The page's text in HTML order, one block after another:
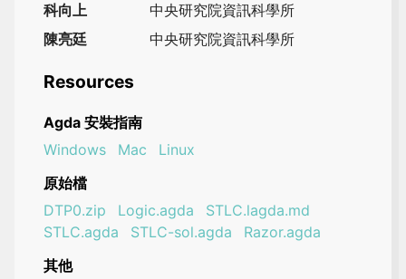
科向上
中央研究院資訊科學所
陳亮廷
中央研究院資訊科學所
Resources
Agda 安裝指南
Windows
Mac
Linux
原始檔
DTP0.zip
Logic.agda
STLC.lagda.md
STLC.agda
STLC-sol.agda
Razor.agda
其他